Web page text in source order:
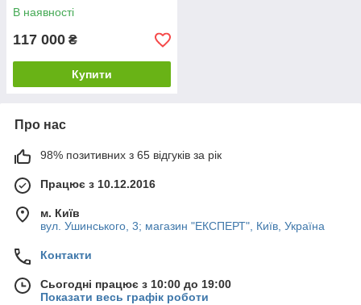
В наявності
117 000 ₴
Купити
Про нас
98% позитивних з 65 відгуків за рік
Працює з 10.12.2016
м. Київ
вул. Ушинського, 3; магазин "ЕКСПЕРТ", Київ, Україна
Контакти
Сьогодні працює з 10:00 до 19:00
Показати весь графік роботи